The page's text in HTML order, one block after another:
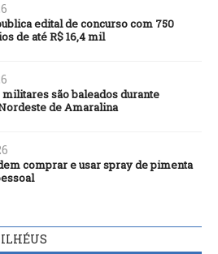
edital de concurso com 750
de até R$ 16,4 mil
são baleados durante
de Amaralina
comprar e usar spray de pimenta
ILHÉUS